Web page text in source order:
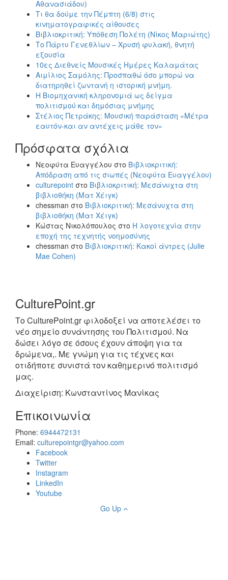
Αθανασιάδου)
Τι θα δούμε την Πέμπτη (6/8) στις
κινηματογραφικές αίθουσες
Βιβλιοκριτική: Υπόθεση Πολέτη (Νίκος Μαριώτης)
Το Πάρτυ Γενεθλίων – Χρυσή φυλακή, θνητή
εξουσία
10ες Διεθνείς Μουσικές Ημέρες Καλαμάτας
Αιμίλιος Σαμόλης: Προσπαθώ όσο μπορώ να
διατηρηθεί ζωντανή η ιστορική μνήμη.
Η Βιομηχανική κληρονομιά ως δείγμα
πολιτισμού και δημόσιας μνήμης
Στέλιος Πετράκης: Μουσική παράσταση «Μέτρα
εαυτόν-και αν αντέχεις μάθε τον»
Πρόσφατα σχόλια
Νεοφύτα Ευαγγέλου στο Βιβλιοκριτική:
Απόδραση από τις σιωπές (Νεοφύτα Ευαγγέλου)
culturepoint στο Βιβλιοκριτική: Μεσάνυχτα στη
βιβλιοθήκη (Ματ Χέιγκ)
chessman στο Βιβλιοκριτική: Μεσάνυχτα στη
βιβλιοθήκη (Ματ Χέιγκ)
Κώστας Νικολόπουλος στο Η λογοτεχνία στην
εποχή της τεχνητής νοημοσύνης
chessman στο Βιβλιοκριτική: Κακοί άντρες (Julie
Mae Cohen)
CulturePoint.gr
Το CulturePoint.gr φιλοδοξεί να αποτελέσει το
νέο σημείο συνάντησης του Πολιτισμού. Να
δώσει λόγο σε όσους έχουν άποψη για τα
δρώμενα,. Με γνώμη για τις τέχνες και
οτιδήποτε συνιστά τον καθημερινό πολιτισμό
μας.
Διαχείριση: Κωνσταντίνος Μανίκας
Επικοινωνία
Phone: 6944472131
Email: culturepointgr@yahoo.com
Facebook
Twitter
Instagram
LinkedIn
Youtube
Go Up